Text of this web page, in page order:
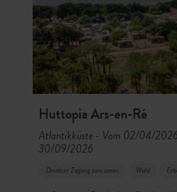
Huttopia Ars-en-Ré
Atlantikküste - Vom 02/04/
30/09/2026
Direkter Zugang zum ozean Wald